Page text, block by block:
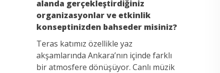
alanda gerçekleştirdiğiniz
organizasyonlar ve etkinlik
konseptinizden bahseder misiniz?
Teras katımız özellikle yaz
akşamlarında Ankara’nın içinde farklı
bir atmosfere dönüşüyor. Canlı müzik